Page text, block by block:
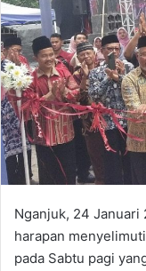
Nganjuk, 24 Januari
harapan
pada Sabtu pagi